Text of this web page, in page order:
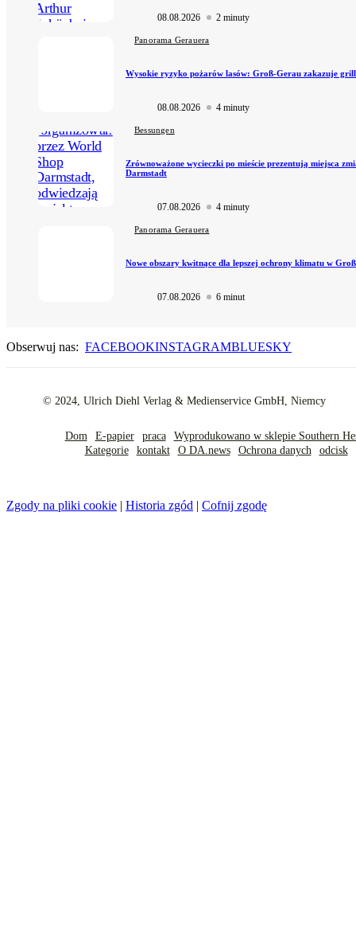
08.08.2026 2 minuty
Panorama Gerauera
Wysokie ryzyko pożarów lasów: Groß-Gerau zakazuje
08.08.2026 4 minuty
Bessungen
Zrównoważone wycieczki po mieście prezentują miejsca
Darmstadt
07.08.2026 4 minuty
Panorama Gerauera
Nowe obszary kwitnące dla lepszej ochrony klimatu w
07.08.2026 6 minut
Obserwuj nas: FACEBOOKINSTAGRAMBLUESKY
© 2024, Ulrich Diehl Verlag & Medienservice GmbH, Niemcy
Dom E-papier praca
Wyprodukowano w sklepie Southern
Kategorie
kontakt O DA.news Ochrona danych odcisk
Zgody na pliki cookie | Historia zgód | Cofnij zgodę